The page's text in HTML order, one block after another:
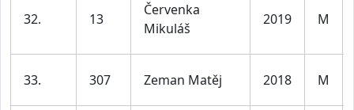
32. 13
Červenka
Mikuláš
2019 M
33. 307 Zeman Matěj 2018 M